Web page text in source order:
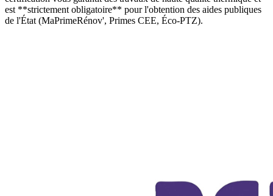
est **strictement obligatoire** pour l'obtention des aides publiques
de l'État (MaPrimeRénov', Primes CEE, Éco-PTZ).